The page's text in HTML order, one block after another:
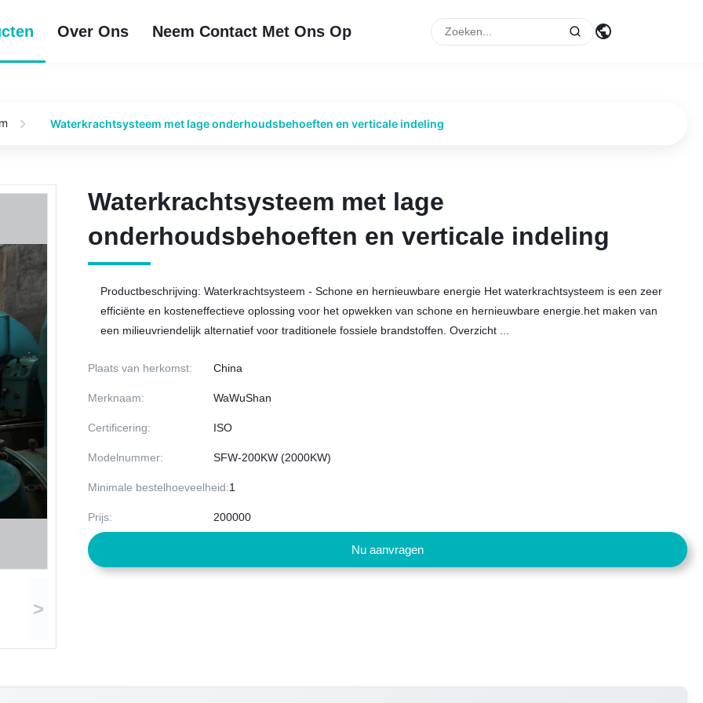
Over Ons Neem Contact Met Ons Op
Waterkrachtsysteem met lage onderhoudsbehoeften en verticale indeling
>
Waterkrachtsysteem met lage
onderhoudsbehoeften en verticale indeling
Waterkrachtsysteem met lage
onderhoudsbehoeften en verticale indeling
Productbeschrijving: Waterkrachtsysteem - Schone en hernieuwbare energie Het waterkrachtsysteem is een zeer
efficiënte en kosteneffectieve oplossing voor het opwekken van schone en hernieuwbare energie.het maken van
een milieuvriendelijk alternatief voor traditionele fossiele brandstoffen. Overzicht ...
Plaats van herkomst: China
Merknaam: WaWuShan
Certificering: ISO
Modelnummer: SFW-200KW (2000KW)
Minimale bestelhoeveelheid:1
Prijs: 200000
Nu aanvragen